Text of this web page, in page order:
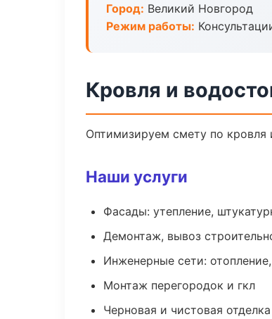
Город: Великий Новгород
Режим работы:
Кровля и
Оптимизируем смету по кровля
Наши услуги
Фасады: утепление,
Демонтаж, вывоз
Инженерные сети:
Монтаж перегородок и гкл
Черновая и чистовая отделка